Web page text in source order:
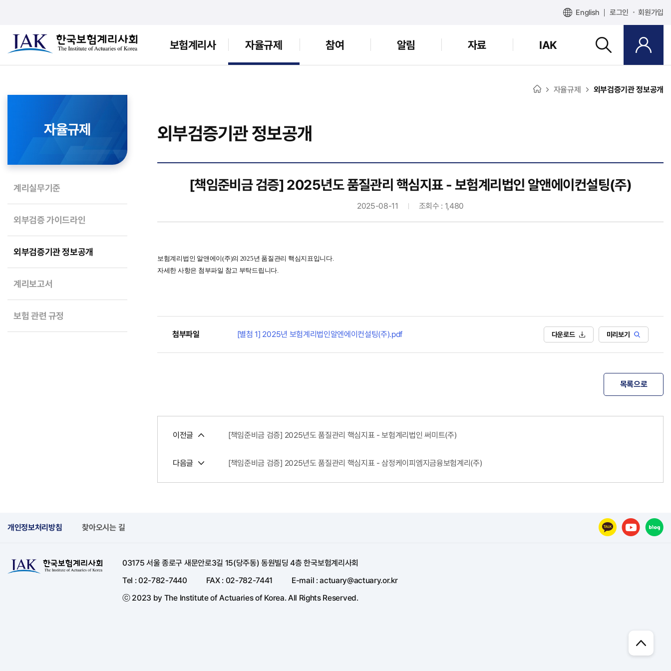
English 로그인 회원가입
보험계리사 자율규제 참여 알림 자료 IAK
자율규제
계리실무기준
외부검증 가이드라인
외부검증기관 정보공개
계리보고서
보험 관련 규정
자율규제 외부검증기관 정보공개
외부검증기관 정보공개
[책임준비금 검증] 2025년도 품질관리 핵심지표 - 보험계리법인 알앤에이컨설팅(주)
2025-08-11 조회수 : 1,480
보험계리법인 알앤에이(주)의 2025년 품질관리 핵심지표입니다.
자세한 사항은 첨부파일 참고 부탁드립니다.
첨부파일 [별첨 1] 2025년 보험계리법인알엔에이컨설팅(주).pdf 다운로드 미리보기
목록으로
이전글 [책임준비금 검증] 2025년도 품질관리 핵심지표 - 보험계리법인 써미트(주)
다음글 [책임준비금 검증] 2025년도 품질관리 핵심지표 - 삼정케이피엠지금융보험계리(주)
개인정보처리방침 찾아오시는 길
03175 서울 종로구 새문안로3길 15(당주동) 동원빌딩 4층 한국보험계리사회
Tel : 02-782-7440
FAX : 02-782-7441
E-mail : actuary@actuary.or.kr
ⓒ 2023 by The Institute of Actuaries of Korea. All Rights Reserved.